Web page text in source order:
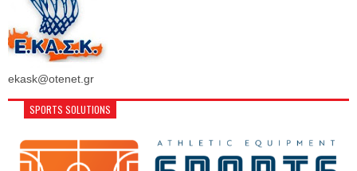
ekask@otenet.gr
SPORTS SOLUTIONS